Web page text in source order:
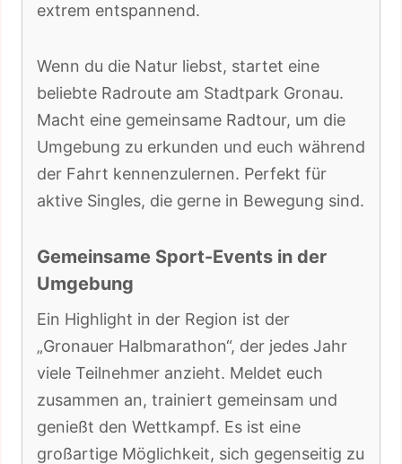
extrem entspannend.
Wenn du die Natur liebst, startet eine
beliebte Radroute am Stadtpark Gronau.
Macht eine gemeinsame Radtour, um die
Umgebung zu erkunden und euch während
der Fahrt kennenzulernen. Perfekt für
aktive Singles, die gerne in Bewegung sind.
Gemeinsame Sport-Events in der
Umgebung
Ein Highlight in der Region ist der
„Gronauer Halbmarathon“, der jedes Jahr
viele Teilnehmer anzieht. Meldet euch
zusammen an, trainiert gemeinsam und
genießt den Wettkampf. Es ist eine
großartige Möglichkeit, sich gegenseitig zu